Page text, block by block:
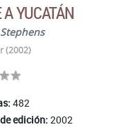
YUCATÁN
(2002)
482
edición: 2002